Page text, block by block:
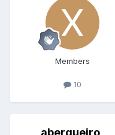
Members
10
abergueiro